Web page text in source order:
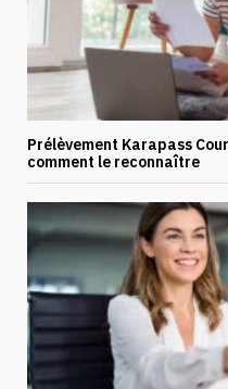
Prélèvement Karapass
comment le reconnaître